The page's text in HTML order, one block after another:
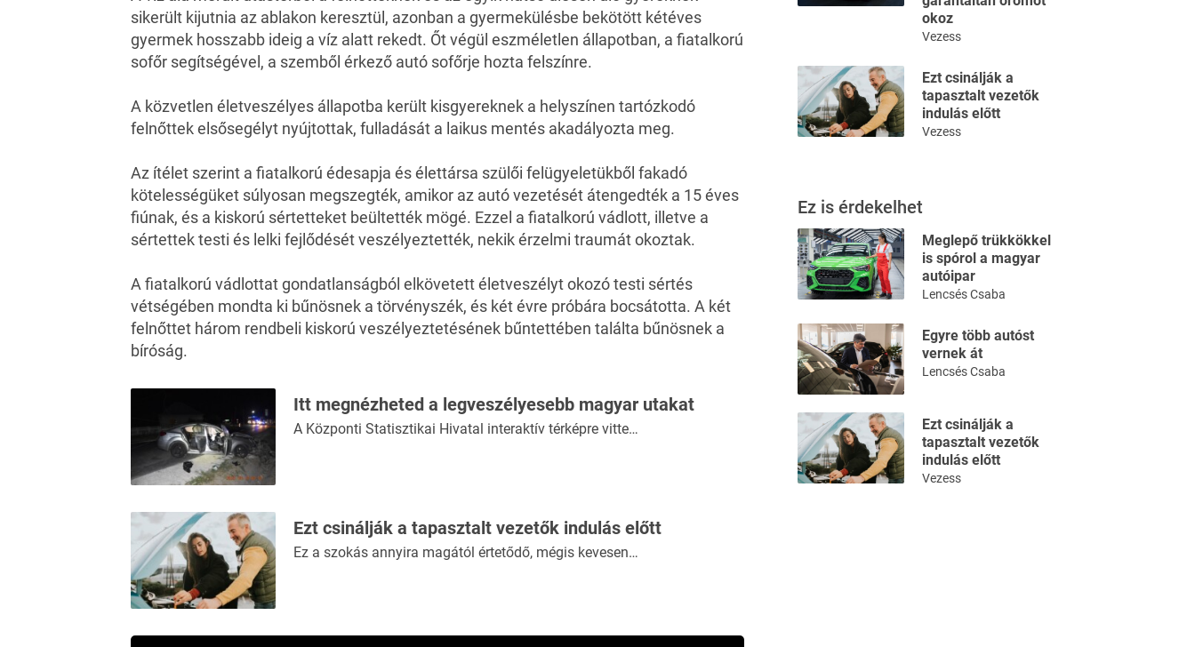
sikerült kijutnia az ablakon keresztül, azonban a gyermekülésbe bekötött kétéves
gyermek hosszabb ideig a víz alatt rekedt. Őt végül eszméletlen állapotban, a fiatalkorú
sofőr segítségével, a szemből érkező autó sofőrje hozta felszínre.
A közvetlen életveszélyes állapotba került kisgyereknek a helyszínen tartózkodó
felnőttek elsősegélyt nyújtottak, fulladását a laikus mentés akadályozta meg.
Az ítélet szerint a fiatalkorú édesapja és élettársa szülői felügyeletükből fakadó
kötelességüket súlyosan megszegték, amikor az autó vezetését átengedték a 15 éves
fiúnak, és a kiskorú sértetteket beültették mögé. Ezzel a fiatalkorú vádlott, illetve a
sértettek testi és lelki fejlődését veszélyeztették, nekik érzelmi traumát okoztak.
A fiatalkorú vádlottat gondatlanságból elkövetett életveszélyt okozó testi sértés
vétségében mondta ki bűnösnek a törvényszék, és két évre próbára bocsátotta. A két
felnőttet három rendbeli kiskorú veszélyeztetésének bűntettében találta bűnösnek a
bíróság.
Itt megnézheted a legveszélyesebb magyar utakat
A Központi Statisztikai Hivatal interaktív térképre vitte…
Ezt csinálják a tapasztalt vezetők indulás előtt
Ez a szokás annyira magától értetődő, mégis kevesen…
okoz
Vezess
Ezt csinálják a
tapasztalt vezetők
indulás előtt
Vezess
Ez is érdekelhet
Meglepő trükkökkel
is spórol a magyar
autóipar
Lencsés Csaba
Egyre több autóst
vernek át
Lencsés Csaba
Ezt csinálják a
tapasztalt vezetők
indulás előtt
Vezess